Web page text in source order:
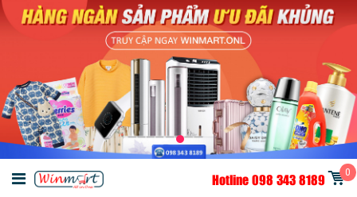
Hotline 098 343 8189 0